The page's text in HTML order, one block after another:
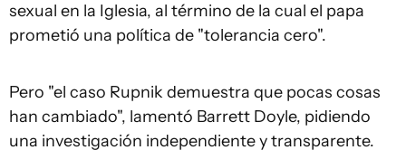
sexual en la Iglesia, al término de la cual el papa
prometió una política de "tolerancia cero".
Pero "el caso Rupnik demuestra que pocas cosas
han cambiado", lamentó Barrett Doyle, pidiendo
una investigación independiente y transparente.